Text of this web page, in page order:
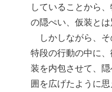
していることから
の隠ぺい、仮装とは
しかしながら、そ
特段の行動の中に
装を内包させて、
囲を広げたように